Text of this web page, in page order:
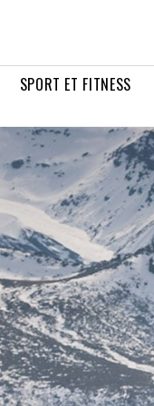
SPORT ET FITNESS